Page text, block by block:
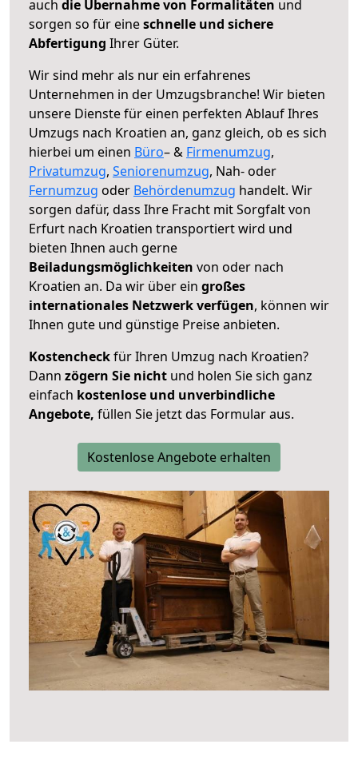
auch die Übernahme von Formalitäten und
sorgen so für eineschnelle und sichere
Abfertigung Ihrer Güter.
Wir sind mehr als nur ein erfahrenes
Unternehmen in der Umzugsbranche! Wir bieten
unsere Dienste für einen perfekten Ablauf Ihres
Umzugs nach Kroatien an, ganz gleich, ob es sich
hierbei um einen Büro– & Firmenumzug,
Privatumzug, Seniorenumzug, Nah- oder
Fernumzug oder Behördenumzug handelt. Wir
sorgen dafür, dass Ihre Fracht mit Sorgfalt von
Erfurt nach Kroatien transportiert wird und
bieten Ihnen auch gerne
Beiladungsmöglichkeiten von oder nach
Kroatien an. Da wir über ein großes
internationales Netzwerk verfügen, können wir
Ihnen gute und günstige Preise anbieten.
Kostencheckfür Ihren Umzug nach Kroatien?
Dann zögern Sie nicht und holen Sie sich ganz
einfach kostenlose und unverbindliche
Angebote, füllen Sie jetzt das Formular aus.
Kostenlose Angebote erhalten